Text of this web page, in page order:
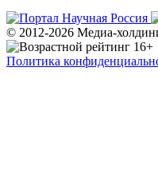
© 2012-2026 Медиа-
Политика